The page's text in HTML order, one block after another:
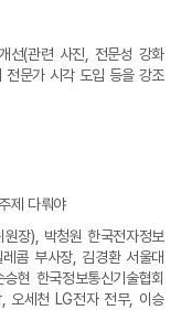
(관련 사진, 전문성 강화
문가 시각 도입 등을 강조
제 다뤄야
장), 박청원 한국전자정보
콤 부사장, 김경환 서울대
현 한국정보통신기술협회
오세천 LG전자 전무, 이승